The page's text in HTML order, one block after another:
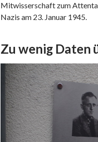
Mitwisserschaft zum
Nazis am 23. Januar 1945.
Zu wenig Daten